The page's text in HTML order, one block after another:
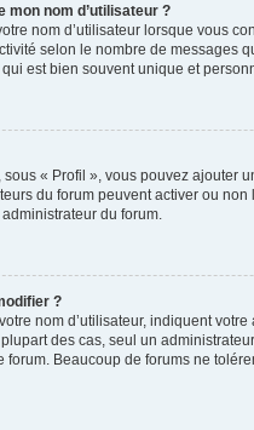
mon nom d’utilisateur ?
nom d’utilisateur lorsque vous
selon le nombre de messages
est bien souvent unique et
« Profil », vous pouvez ajouter
du forum peuvent activer ou
du forum.
?
nom d’utilisateur, indiquent
des cas, seul un
forum. Beaucoup de forums ne